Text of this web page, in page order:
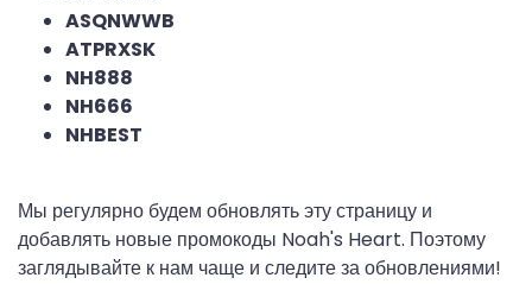
ASQNWWB
ATPRXSK
NH888
NH666
NHBEST
Мы регулярно будем обновлять эту страницу и
добавлять новые промокоды Noah's Heart. Поэтому
заглядывайте к нам чаще и следите за обновлениями!